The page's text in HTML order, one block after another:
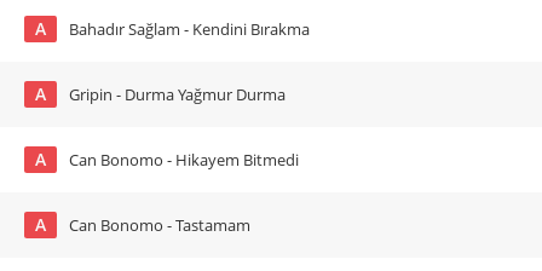
A Bahadır Sağlam - Kendini Bırakma
A Gripin - Durma Yağmur Durma
A Can Bonomo - Hikayem Bitmedi
A Can Bonomo - Tastamam